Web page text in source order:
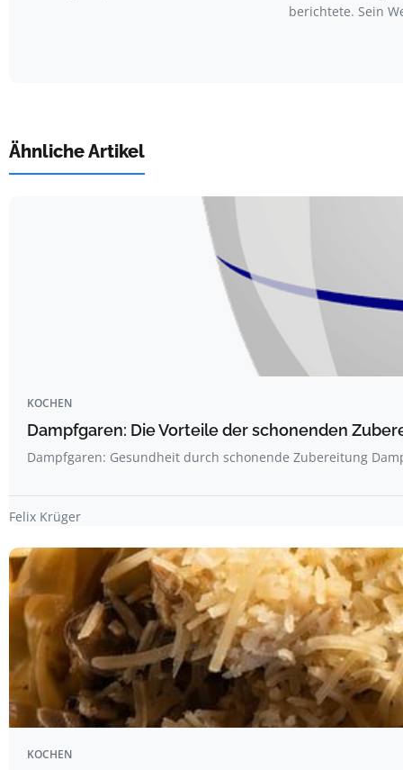
berichtete. Sein
Ähnliche Artikel
KOCHEN
Dampfgaren: Die Vorteile der schonenden
Dampfgaren: Gesundheit durch schonende Zubereitung
Felix Krüger
KOCHEN